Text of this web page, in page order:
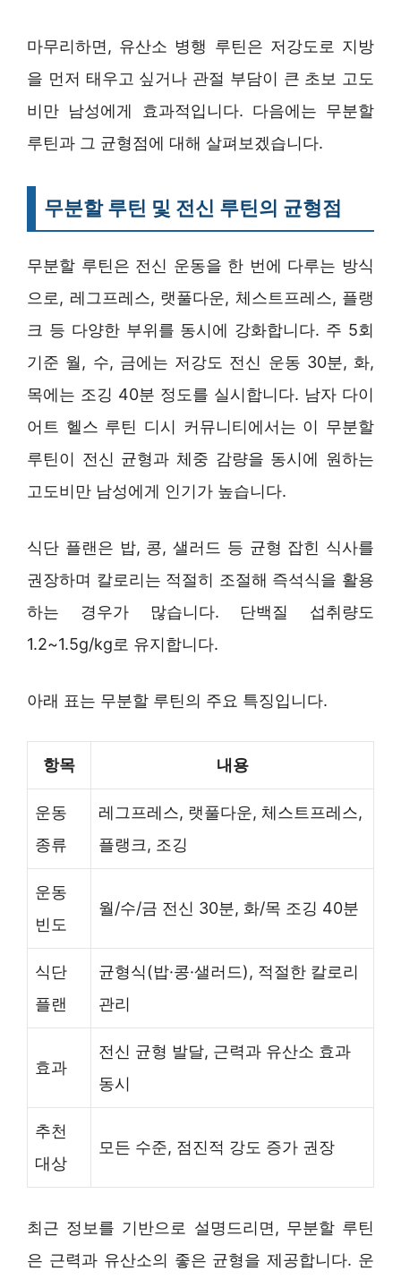
마무리하면, 유산소 병행 루틴은 저강도로 지방
을 먼저 태우고 싶거나 관절 부담이 큰 초보 고도
비만 남성에게 효과적입니다. 다음에는 무분할
루틴과 그 균형점에 대해 살펴보겠습니다.
무분할 루틴 및 전신 루틴의 균형점
무분할 루틴은 전신 운동을 한 번에 다루는 방식
으로, 레그프레스, 랫풀다운, 체스트프레스, 플랭
크 등 다양한 부위를 동시에 강화합니다. 주 5회
기준 월, 수, 금에는 저강도 전신 운동 30분, 화,
목에는 조깅 40분 정도를 실시합니다. 남자 다이
어트 헬스 루틴 디시 커뮤니티에서는 이 무분할
루틴이 전신 균형과 체중 감량을 동시에 원하는
고도비만 남성에게 인기가 높습니다.
식단 플랜은 밥, 콩, 샐러드 등 균형 잡힌 식사를
권장하며 칼로리는 적절히 조절해 즉석식을 활용
하는 경우가 많습니다. 단백질 섭취량도
1.2~1.5g/kg로 유지합니다.
아래 표는 무분할 루틴의 주요 특징입니다.
항목 내용
운동
종류
레그프레스, 랫풀다운, 체스트프레스,
플랭크, 조깅
운동
빈도
월/수/금 전신 30분, 화/목 조깅 40분
식단
플랜
균형식(밥·콩·샐러드), 적절한 칼로리
관리
효과
전신 균형 발달, 근력과 유산소 효과
동시
추천
대상
모든 수준, 점진적 강도 증가 권장
최근 정보를 기반으로 설명드리면, 무분할 루틴
은 근력과 유산소의 좋은 균형을 제공합니다. 운